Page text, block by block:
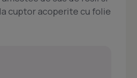
cuptor acoperite cu folie